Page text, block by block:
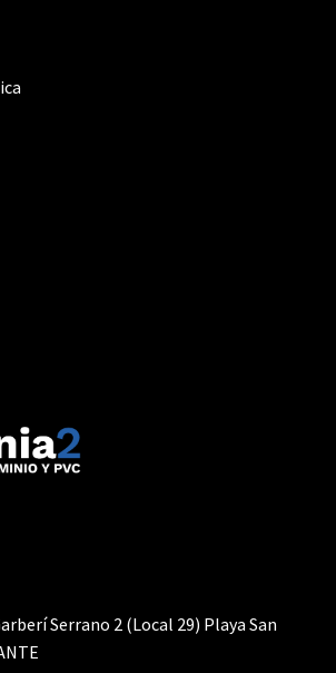
Serrano 2 (Local 29) Playa San